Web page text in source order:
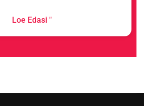
Loe Edasi "